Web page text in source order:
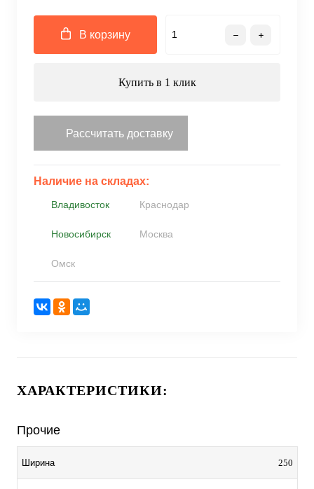
В корзину
Купить в 1 клик
Рассчитать доставку
Наличие на складах:
Владивосток Краснодар
Новосибирск Москва
Омск
ХАРАКТЕРИСТИКИ:
Прочие
Ширина 250